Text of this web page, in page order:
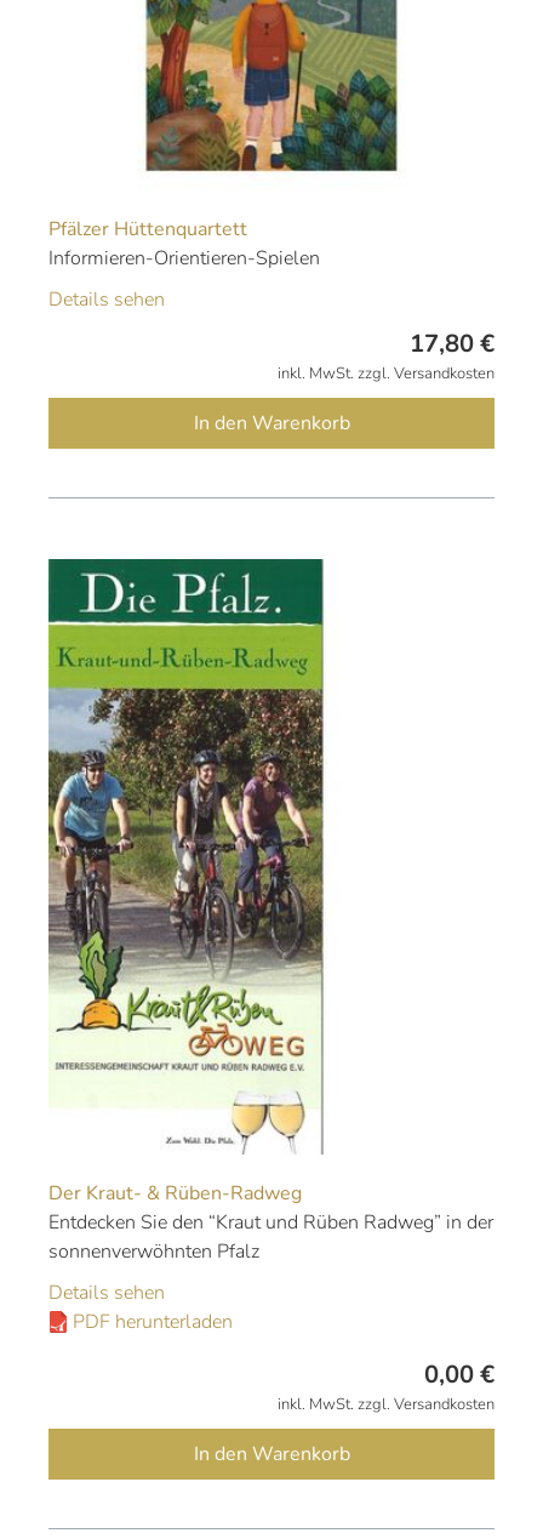
Pfälzer Hüttenquartett
Informieren-Orientieren-Spielen
Details sehen
17,80€
inkl. MwSt. zzgl. Versandkosten
In den Warenkorb
Der Kraut- & Rüben-Radweg
Entdecken Sie den “Kraut und Rüben Radweg” in der
sonnenverwöhnten Pfalz
Details sehen
PDF herunterladen
0,00€
inkl. MwSt. zzgl. Versandkosten
In den Warenkorb